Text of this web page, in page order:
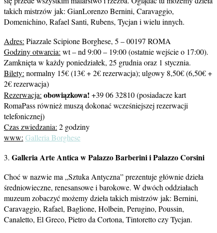
takich mistrzów jak: GianLorenzo Bernini, Caravaggio,
Domenichino, Rafael Santi, Rubens, Tycjan i wielu innych.
Adres: Piazzale Scipione Borghese, 5 – 00197 ROMA
Godziny otwarcia: wt – nd 9:00 – 19:00 (ostatnie wejście o 17:00).
Zamknięta w każdy poniedziałek, 25 grudnia oraz 1 stycznia.
Bilety: normalny 15€ (13€ + 2€ rezerwacja); ulgowy 8,50€ (6,50€ +
2€ rezerwacja)
Rezerwacja: obowiązkowa! +39 06 32810 (posiadacze kart
RomaPass również muszą dokonać wcześniejszej rezerwacji
telefonicznej)
Czas zwiedzania: 2 godziny
www: Galleria Borghese
3. Galleria Arte Antica w Palazzo Barberini i Palazzo Corsini
Choć w nazwie ma „Sztuka Antyczna” prezentuje głównie dzieła
średniowieczne, renesansowe i barokowe. W dwóch oddziałach
muzeum zobaczyć możemy dzieła takich mistrzów jak: Bernini,
Caravaggio, Rafael, Baglione, Holbein, Perugino, Poussin,
Canaletto, El Greco, Pietro da Cortona, Tintoretto czy Tycjan.